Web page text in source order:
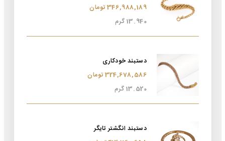
346,988,189 تومان
13.940 گرم
دستبند خودکاری
324,678,586 تومان
13.520 گرم
دستبند انگشتر تایگر